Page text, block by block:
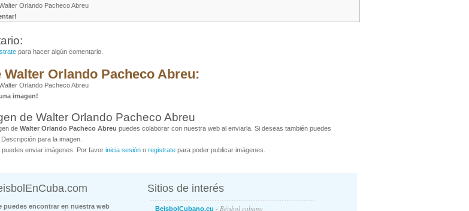
Orlando Pacheco Abreu
para hacer algún comentario.
Walter Orlando Pacheco Abreu:
Orlando Pacheco Abreu
imagen!
de Walter Orlando Pacheco Abreu
de Walter Orlando Pacheco Abreu puedes colaborar con nuestra web al enviarla. Si deseas también puedes
para la imagen.
enviar imágenes. Por favor inicia sesión o registrate para poder publicar imágenes.
puedes encontrar en nuestra web
Sitios de interés
BeisbolCubano.cu - Béisbol cubano